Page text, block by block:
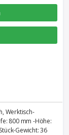
Werktisch-
800 mm -Höhe:
Gewicht: 36